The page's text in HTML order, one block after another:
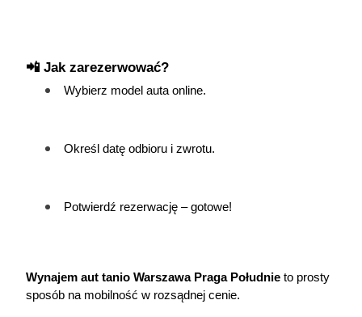
📲 Jak zarezerwować?
Wybierz model auta online.
Określ datę odbioru i zwrotu.
Potwierdź rezerwację – gotowe!
Wynajem aut tanio Warszawa Praga Południe to prosty
sposób na mobilność w rozsądnej cenie.